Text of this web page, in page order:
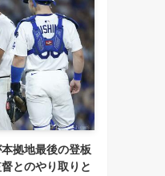
拠地最後の登板
とのやり取りと